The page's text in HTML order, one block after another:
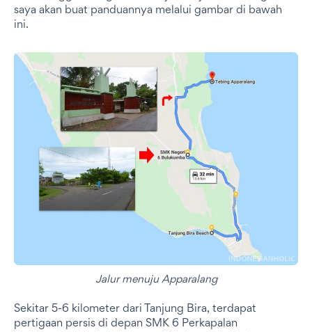
saya akan buat panduannya melalui gambar di bawah
ini.
Jalur menuju Apparalang
Sekitar 5-6 kilometer dari Tanjung Bira, terdapat
pertigaan persis di depan SMK 6 Perkapalan